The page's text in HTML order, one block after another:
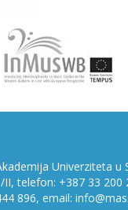
Univerziteta u
II, telefon: +387 33 200
896, email: